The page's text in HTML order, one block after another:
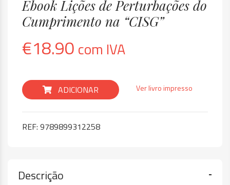
Ebook Lições de Perturbações do
Cumprimento na “CISG”
€18.90 com IVA
ADICIONAR Ver livro impresso
REF: 9789899312258
Descrição